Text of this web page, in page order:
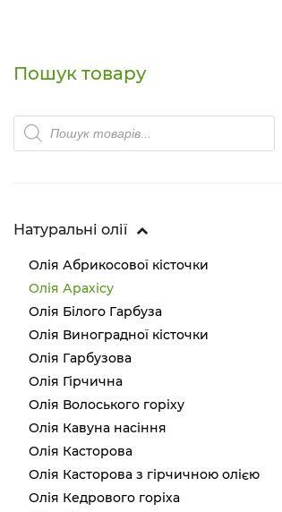
Пошук товару
Products
search
Натуральні олії
Олія Абрикосової кісточки
Олія Арахісу
Олія Білого Гарбуза
Олія Виноградної кісточки
Олія Гарбузова
Олія Гірчична
Олія Волоського горіху
Олія Кавуна насіння
Олія Касторова
Олія Касторова з гірчичною олією
Олія Кедрового горіха